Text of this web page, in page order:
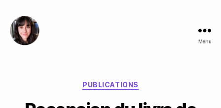
Menu
Catégories
PUBLICATIONS